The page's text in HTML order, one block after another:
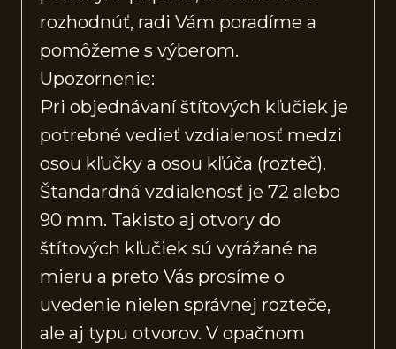
rozhodnúť, radi Vám poradíme a
pomôžeme s výberom.
Upozornenie:
Pri objednávaní štítových kľučiek je
potrebné vedieť vzdialenosť medzi
osou kľučky a osou kľúča (rozteč).
Štandardná vzdialenosť je 72 alebo
90 mm. Takisto aj otvory do
štítových kľučiek sú vyrážané na
mieru a preto Vás prosíme o
uvedenie nielen správnej rozteče,
ale aj typu otvorov. V opačnom